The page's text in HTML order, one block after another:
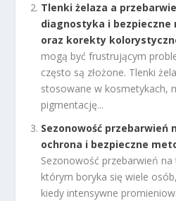
Tlenki żelaza a
diagnostyka i bezpieczne
oraz korekty
mogą być frustrującym
często są złożone. Tlenki
stosowane w kosmetykach,
pigmentację...
Sezonowość przebarwień
ochrona i bezpieczne
Sezonowość przebarwień
którym boryka się wiele
kiedy intensywne